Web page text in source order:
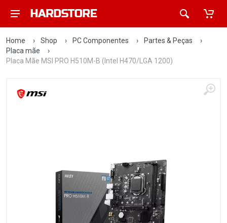
Home › Shop › PC Componentes › Partes & Peças
›
Placa mãe
›
Placa Mãe MSI PRO H510M-B (Intel H470/LGA 1200)